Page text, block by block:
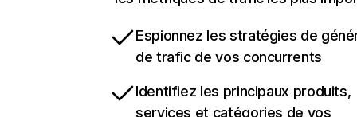
Espionnez les stratégies de
de trafic de vos concurrents
Identifiez les principaux produits,
services et catégories de vos